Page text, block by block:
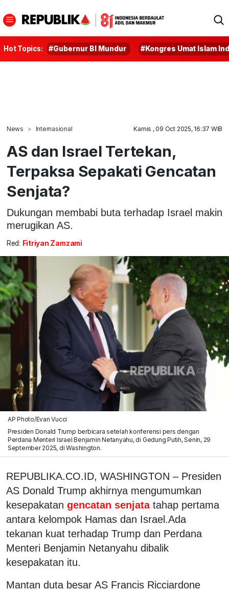
Hot Topics: #Gubernur BI Mundur #Kongres Umat Islam
News Internasional Kamis , 09 Oct 2025, 16:37 WIB
AS dan Israel Tertekan,
Terpaksa Sepakati Gencatan
Senjata?
Dukungan membabi buta terhadap Israel makin
merugikan AS.
Red: Fitriyan Zamzami
AP Photo/Evan Vucci
Presiden Donald Trump berbicara setelah konferensi pers dengan
Perdana Menteri Israel Benjamin Netanyahu, di Gedung Putih, Senin, 29
September 2025, di Washington.
REPUBLIKA.CO.ID, WASHINGTON – Presiden
AS Donald Trump akhirnya mengumumkan
kesepakatan gencatan senjata tahap pertama
antara kelompok Hamas dan Israel.Ada
tekanan kuat terhadap Trump dan Perdana
Menteri Benjamin Netanyahu dibalik
kesepakatan itu.
Mantan duta besar AS Francis Ricciardone